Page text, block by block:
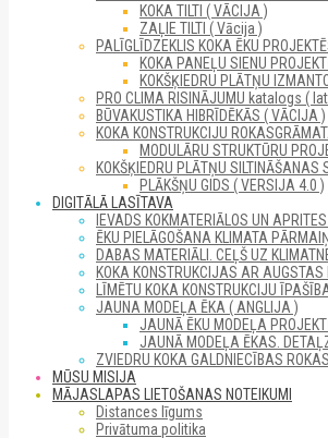
KOKA TILTI ( VĀCIJA )
ZAĻIE TILTI ( Vācija )
PALĪGLĪDZEKLIS KOKA ĒKU
KOKA PANEĻU SIENU
KOKŠĶIEDRU PLĀTŅU
PRO CLIMA RISINĀJUMU katalogs (
BŪVAKUSTIKA HIBRĪDĒKĀS ( VĀCIJA )
KOKA KONSTRUKCIJU
MODULĀRU STRUKTŪRU
KOKŠĶIEDRU PLĀTŅU SILTINĀŠANAS
PLĀKŠŅU GIDS ( VERSIJA 4.0 )
DIGITĀLĀ LASĪTAVA
IEVADS KOKMATERIĀLOS UN
ĒKU PIELĀGOŠANA KLIMATA
DABAS MATERIĀLI. CEĻŠ UZ
KOKA KONSTRUKCIJAS AR
LĪMĒTU KOKA KONSTRUKCIJU
JAUNA MODEĻA ĒKA ( ANGLIJA )
JAUNĀ ĒKU MODEĻA
JAUNĀ MODEĻA ĒKAS.
ZVIEDRU KOKA GALDNIECĪBAS
MŪSU MISIJA
MĀJASLAPAS LIETOŠANAS NOTEIKUMI
Distances līgums
Privātuma politika